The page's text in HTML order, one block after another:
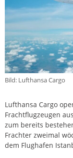
Bild: Lufthansa Cargo
Lufthansa Cargo
Frachtflugzeugen
zum bereits
Frachter zweimal
dem Flughafen